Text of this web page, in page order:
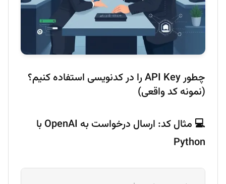
چطور API Key را در کدنویسی استفاده کنیم؟
(نمونه کد واقعی)
💻 مثال کد: ارسال درخواست به OpenAI با
Python